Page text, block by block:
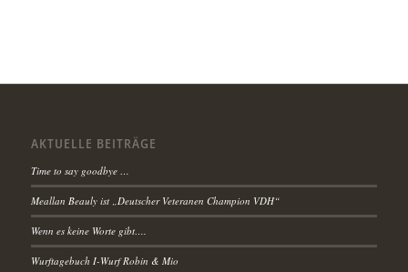
AKTUELLE BEITRÄGE
Time to say goodbye …
Meallan Beauly ist „Deutscher Veteranen Champion VDH“
Wenn es keine Worte gibt….
Wurftagebuch I-Wurf Robin & Mio